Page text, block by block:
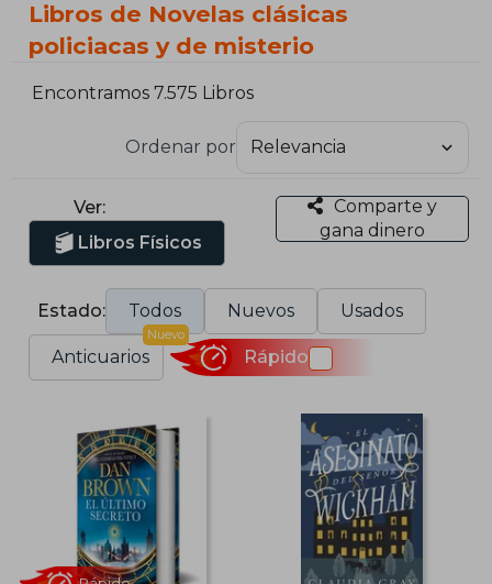
Libros de Novelas clásicas
policiacas y de misterio
Encontramos 7.575 Libros
Ordenar por
Ver:
Libros Físicos
Comparte y
gana dinero
Estado: Todos Nuevos Usados
Anticuarios
Nuevo
Rápido